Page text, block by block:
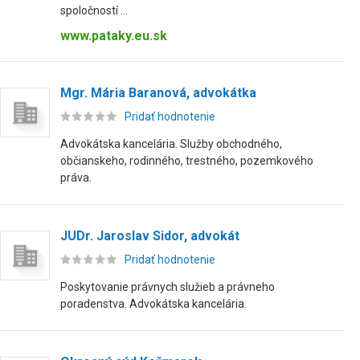
spoločností ...
www.pataky.eu.sk
Mgr. Mária Baranová, advokátka
Pridať hodnotenie
Advokátska kancelária. Služby obchodného,
občianskeho, rodinného, trestného, pozemkového
práva.
JUDr. Jaroslav Sidor, advokát
Pridať hodnotenie
Poskytovanie právnych služieb a právneho
poradenstva. Advokátska kancelária.